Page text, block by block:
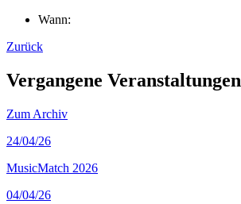
Wann:
Zurück
Vergangene Veranstaltungen
Zum Archiv
24/04/26
MusicMatch 2026
04/04/26